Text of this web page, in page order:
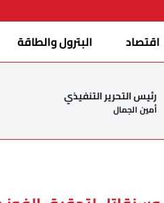
اقتصاد البترول والطاقة
رئيس التحرير التنفيذي
أمين الجمال